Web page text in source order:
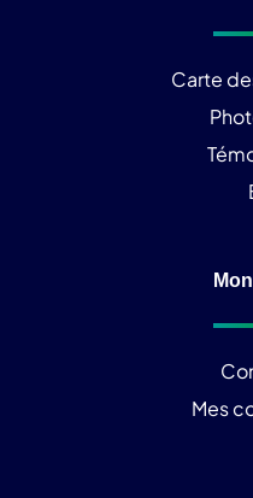
Carte
Mes